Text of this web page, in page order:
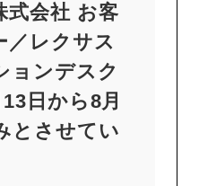
式会社 お客
／レクサス
ョンデスク
日から8月
とさせてい